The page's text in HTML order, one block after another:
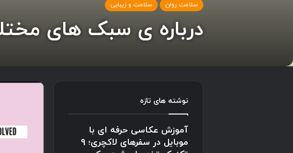
سلامت روان سلامت و زیبایی
درباره ی سبک های
نوشته های تازه
آموزش عکاسی حرفه ای با
موبایل در سفرهای لاکچری؛ 9